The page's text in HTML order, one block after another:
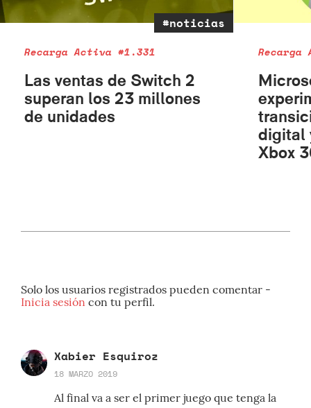
#noticias
Recarga Activa #1.331
Las ventas de Switch 2
superan los 23 millones
de unidades
Recarga
digital
Xbox
Solo los usuarios registrados pueden comentar -
Inicia sesión con tu perfil.
Xabier Esquiroz
18 MARZO 2019
Al final va a ser el primer juego que tenga la